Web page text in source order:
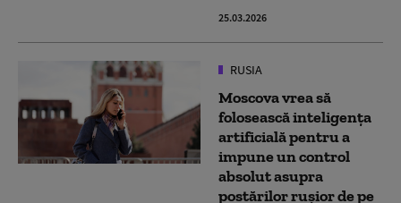
25.03.2026
RUSIA
Moscova vrea să
folosească inteligența
artificială pentru a
impune un control
absolut asupra
postărilor rușior de pe